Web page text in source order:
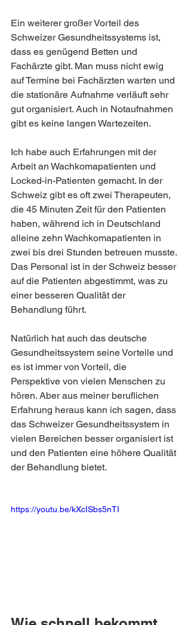
Ein weiterer großer Vorteil des
Schweizer Gesundheitssystems ist,
dass es genügend Betten und
Fachärzte gibt. Man muss nicht ewig
auf Termine bei Fachärzten warten und
die stationäre Aufnahme verläuft sehr
gut organisiert. Auch in Notaufnahmen
gibt es keine langen Wartezeiten.
Ich habe auch Erfahrungen mit der
Arbeit an Wachkomapatienten und
Locked-in-Patienten gemacht. In der
Schweiz gibt es oft zwei Therapeuten,
die 45 Minuten Zeit für den Patienten
haben, während ich in Deutschland
alleine zehn Wachkomapatienten in
zwei bis drei Stunden betreuen musste.
Das Personal ist in der Schweiz besser
auf die Patienten abgestimmt, was zu
einer besseren Qualität der
Behandlung führt.
Natürlich hat auch das deutsche
Gesundheitssystem seine Vorteile und
es ist immer von Vorteil, die
Perspektive von vielen Menschen zu
hören. Aber aus meiner beruflichen
Erfahrung heraus kann ich sagen, dass
das Schweizer Gesundheitssystem in
vielen Bereichen besser organisiert ist
und den Patienten eine höhere Qualität
der Behandlung bietet.
https://youtu.be/kXcISbs5nTI